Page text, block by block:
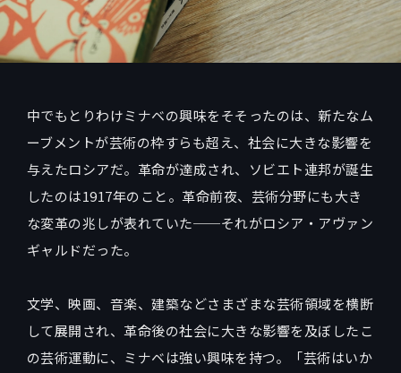
中でもとりわけミナベの興味をそそったのは、新たなム
ーブメントが芸術の枠すらも超え、社会に大きな影響を
与えたロシアだ。革命が達成され、ソビエト連邦が誕生
したのは1917年のこと。革命前夜、芸術分野にも大き
な変革の兆しが表れていた──それがロシア・アヴァン
ギャルドだった。
文学、映画、音楽、建築などさまざまな芸術領域を横断
して展開され、革命後の社会に大きな影響を及ぼしたこ
の芸術運動に、ミナベは強い興味を持つ。「芸術はいか